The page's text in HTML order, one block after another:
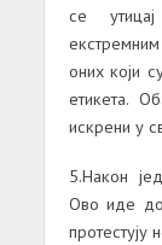
се
оних који
етикета.
искрени у
5.Након
Ово иде до